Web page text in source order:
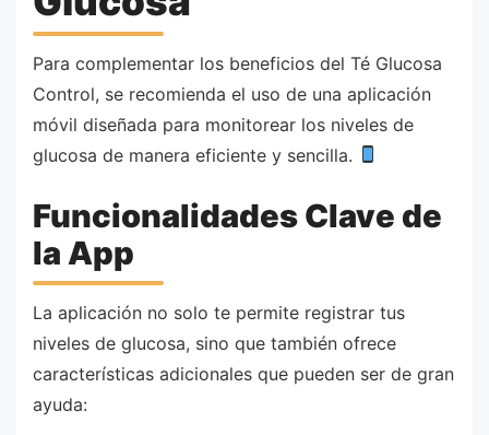
Para complementar los beneficios del Té Glucosa
Control, se recomienda el uso de una aplicación
móvil diseñada para monitorear los niveles de
glucosa de manera eficiente y sencilla.
Funcionalidades Clave de
la App
La aplicación no solo te permite registrar tus
niveles de glucosa, sino que también ofrece
características adicionales que pueden ser de gran
ayuda: